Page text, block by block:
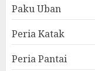
Paku Uban
Peria Katak
Peria Pantai